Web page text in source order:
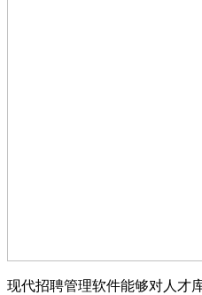
现代招聘管理软件能够对人才